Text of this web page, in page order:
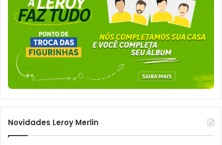
Novidades Leroy Merlin